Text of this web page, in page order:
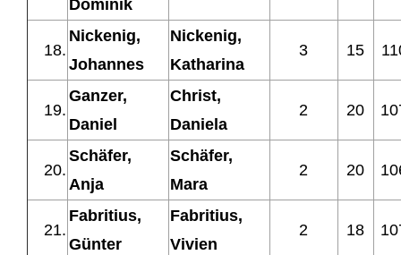
Dominik
18.
Nickenig,
Johannes
Nickenig,
Katharina
3 15
19.
Ganzer,
Daniel
Christ,
Daniela
2 20
20.
Schäfer,
Anja
Schäfer,
Mara
2 20
21.
Fabritius,
Günter
Fabritius,
Vivien
2 18